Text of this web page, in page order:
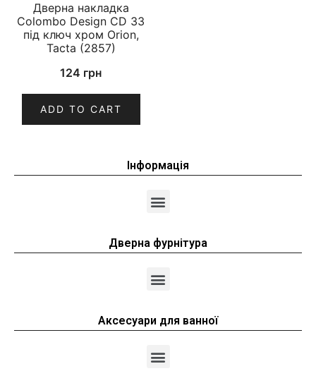
Дверна накладка
Colombo Design CD 33
під ключ хром Orion,
Tacta (2857)
124 грн
ADD TO CART
Інформація
Дверна фурнітура
Аксесуари для ванної